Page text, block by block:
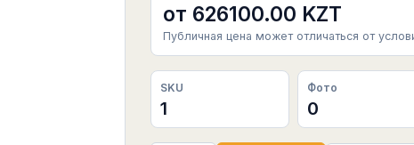
от 626100.00 KZT
Публичная цена может отличаться от
SKU
1
Фото
0